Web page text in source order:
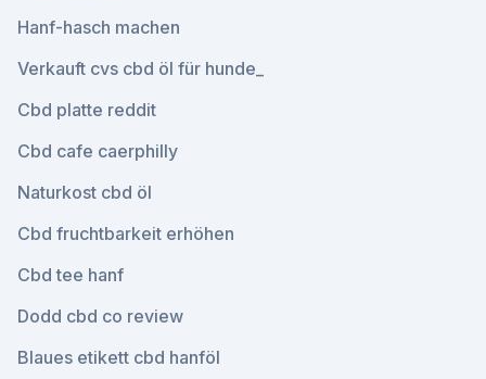
Hanf-hasch machen
Verkauft cvs cbd öl für hunde_
Cbd platte reddit
Cbd cafe caerphilly
Naturkost cbd öl
Cbd fruchtbarkeit erhöhen
Cbd tee hanf
Dodd cbd co review
Blaues etikett cbd hanföl